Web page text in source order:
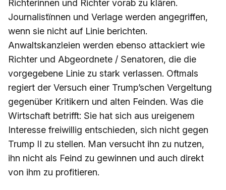
Richterinnen und Richter vorab zu klären.
Journalistïnnen und Verlage werden angegriffen,
wenn sie nicht auf Linie berichten.
Anwaltskanzleien werden ebenso attackiert wie
Richter und Abgeordnete / Senatoren, die die
vorgegebene Linie zu stark verlassen. Oftmals
regiert der Versuch einer Trump’schen Vergeltung
gegenüber Kritikern und alten Feinden. Was die
Wirtschaft betrifft: Sie hat sich aus ureigenem
Interesse freiwillig entschieden, sich nicht gegen
Trump II zu stellen. Man versucht ihn zu nutzen,
ihn nicht als Feind zu gewinnen und auch direkt
von ihm zu profitieren.